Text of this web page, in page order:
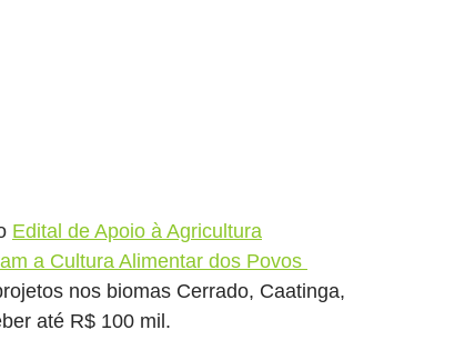
Edital de Apoio à Agricultura
a Cultura Alimentar dos Povos
nos biomas Cerrado, Caatinga,
até R$ 100 mil.